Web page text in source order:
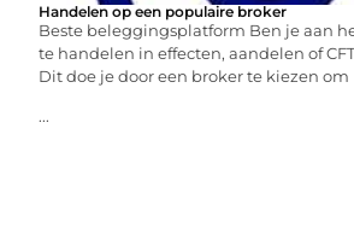
Handelen op een populaire broker
Beste beleggingsplatform Ben je aan
te handelen in effecten, aandelen of
Dit doe je door een broker te kiezen om
...